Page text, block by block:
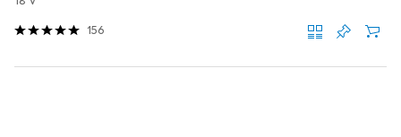
156